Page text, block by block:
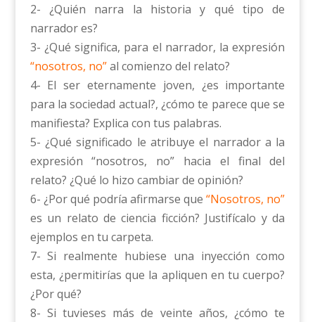
2- ¿Quién narra la historia y qué tipo de
narrador es?
3- ¿Qué significa, para el narrador, la expresión
“nosotros, no”al comienzo del relato?
4- El ser eternamente joven, ¿es importante
para la sociedad actual?, ¿cómo te parece que se
manifiesta? Explica con tus palabras.
5- ¿Qué significado le atribuye el narrador a la
expresión “nosotros, no” hacia el final del
relato? ¿Qué lo hizo cambiar de opinión?
6- ¿Por qué podría afirmarse que“Nosotros, no”
es un relato de ciencia ficción? Justifícalo y da
ejemplos en tu carpeta.
7- Si realmente hubiese una inyección como
esta, ¿permitirías que la apliquen en tu cuerpo?
¿Por qué?
8- Si tuvieses más de veinte años, ¿cómo te